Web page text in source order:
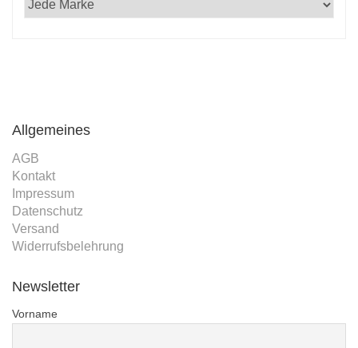
Allgemeines
AGB
Kontakt
Impressum
Datenschutz
Versand
Widerrufsbelehrung
Newsletter
Vorname